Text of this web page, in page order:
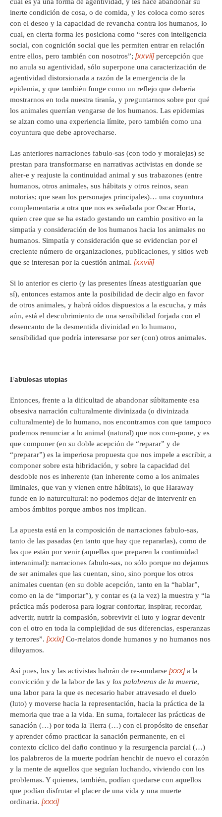
inerte condición de cosa, o de comida, y les coloca como seres
con el deseo y la capacidad de revancha contra los humanos, lo
cual, en cierta forma les posiciona como “seres con inteligencia
social, con cognición social que les permiten entrar en relación
entre ellos, pero también con nosotros”; [xxvii]percepción que
no anula su agentividad, sólo superpone una caracterización de
agentividad distorsionada a razón de la emergencia de la
epidemia, y que también funge como un reflejo que debería
mostrarnos en toda nuestra tiranía, y preguntarnos sobre por qué
los animales querrían vengarse de los humanos. Las epidemias
se alzan como una experiencia límite, pero también como una
coyuntura que debe aprovecharse.
Las anteriores narraciones fabulo-sas (con todo y moralejas) se
prestan para transformarse en narrativas activistas en donde se
alter-e y reajuste la continuidad animal y sus trabazones (entre
humanos, otros animales, sus hábitats y otros reinos, sean
notorias; que sean los personajes principales)… una coyuntura
complementaria a otra que nos es señalada por Oscar Horta,
quien cree que se ha estado gestando un cambio positivo en la
simpatía y consideración de los humanos hacia los animales no
humanos. Simpatía y consideración que se evidencian por el
creciente número de organizaciones, publicaciones, y sitios web
que se interesan por la cuestión animal. [xxviii]
Si lo anterior es cierto (y las presentes líneas atestiguarían que
sí), entonces estamos ante la posibilidad de decir algo en favor
de otros animales, y habrá oídos dispuestos a la escucha, y más
aún, está el descubrimiento de una sensibilidad forjada con el
desencanto de la desmentida divinidad en lo humano,
sensibilidad que podría interesarse por ser (con) otros animales.
Fabulosas utopías
Entonces, frente a la dificultad de abandonar súbitamente esa
obsesiva narración culturalmente divinizada (o divinizada
culturalmente) de lo humano, nos encontramos con que tampoco
podemos renunciar a lo animal (natural) que nos com-pone, y es
que componer (en su doble acepción de “reparar” y de
“preparar”) es la imperiosa propuesta que nos impele a escribir, a
componer sobre esta hibridación, y sobre la capacidad del
desdoble nos es inherente (tan inherente como a los animales
liminales, que van y vienen entre hábitats), lo que Haraway
funde en lo naturcultural: no podemos dejar de intervenir en
ambos ámbitos porque ambos nos implican.
La apuesta está en la composición de narraciones fabulo-sas,
tanto de las pasadas (en tanto que hay que repararlas), como de
las que están por venir (aquellas que preparen la continuidad
interanimal): narraciones fabulo-sas, no sólo porque no dejamos
de ser animales que las cuentan, sino, sino porque los otros
animales cuentan (en su doble acepción, tanto en la “hablar”,
como en la de “importar”), y contar es (a la vez) la muestra y “la
práctica más poderosa para lograr confortar, inspirar, recordar,
advertir, nutrir la compasión, sobrevivir el luto y lograr devenir
con el otro en toda la complejidad de sus diferencias, esperanzas
y terrores”. [xxix]Co-rrelatos donde humanos y no humanos nos
diluyamos.
Así pues, los y las activistas habrán de re-anudarse [xxx]a la
convicción y de la labor de las y los palabreros de la muerte,
una labor para la que es necesario haber atravesado el duelo
(luto) y moverse hacia la representación, hacia la práctica de la
memoria que trae a la vida. En suma, fortalecer las prácticas de
sanación (…) por toda la Tierra (…) con el propósito de enseñar
y aprender cómo practicar la sanación permanente, en el
contexto cíclico del daño continuo y la resurgencia parcial (…)
los palabreros de la muerte podrían henchir de nuevo el corazón
y la mente de aquellos que seguían luchando, viviendo con los
problemas. Y quienes, también, podían quedarse con aquellos
que podían disfrutar el placer de una vida y una muerte
ordinaria. [xxxi]